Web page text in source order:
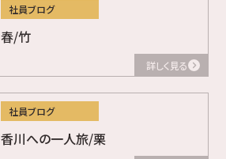
社員ブログ
春/竹
詳しく見る
社員ブログ
香川への一人旅/栗